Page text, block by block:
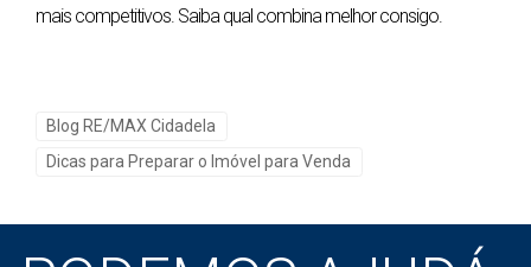
normalmente é má aposta pré-venda.
em 2–3 semanas sem derrapar? 3) se não recuperar
100%, ainda assim acelera a venda? Se a resposta for
reparações”.
mais competitivos. Saiba qual combina melhor consigo.
Blog RE/MAX Cidadela
Dicas para Preparar o Imóvel para Venda